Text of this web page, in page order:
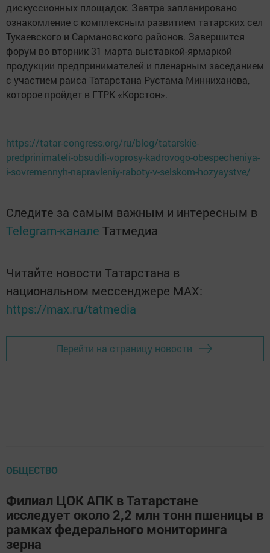
дискуссионных площадок. Завтра запланировано
ознакомление с комплексным развитием татарских сел
Тукаевского и Сармановского районов. Завершится
форум во вторник 31 марта выставкой-ярмаркой
продукции предпринимателей и пленарным заседанием
с участием раиса Татарстана Рустама Минниханова,
которое пройдет в ГТРК «Корстон».
https://tatar-congress.org/ru/blog/tatarskie-
predprinimateli-obsudili-voprosy-kadrovogo-obespecheniya-
i-sovremennyh-napravleniy-raboty-v-selskom-hozyaystve/
Следите за самым важным и интересным в
Telegram-канале Татмедиа
Читайте новости Татарстана в
национальном мессенджере MАХ:
https://max.ru/tatmedia
Перейти на страницу новости
ОБЩЕСТВО
Филиал ЦОК АПК в Татарстане
исследует около 2,2 млн тонн пшеницы в
рамках федерального мониторинга
зерна